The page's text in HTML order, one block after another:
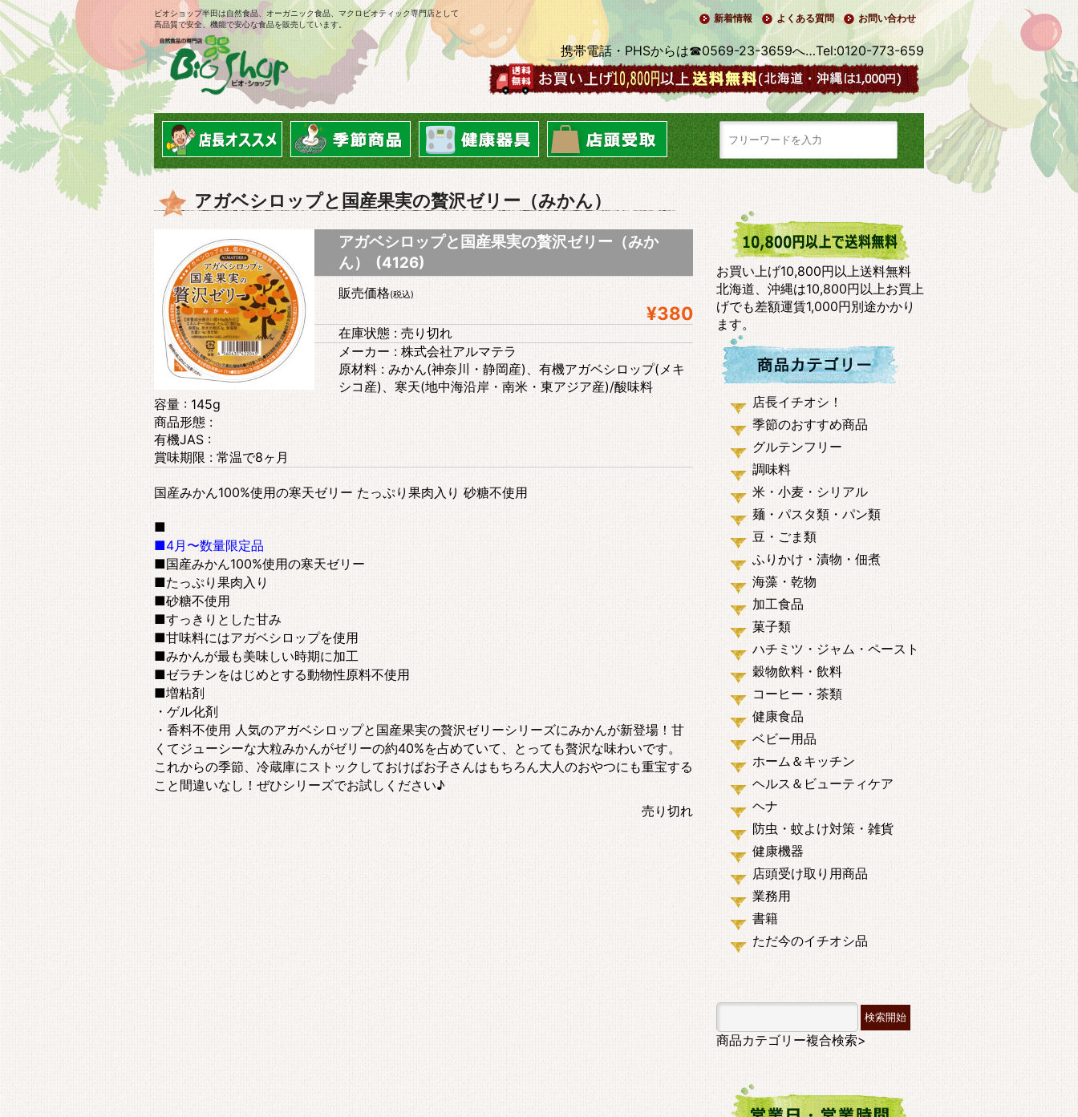
ビオショップ半田は自然食品、オーガニック食品、マクロビオティック専門店として
高品質で安全、機能で安心な食品を販売しています。
新着情報 よくある質問 お問い合わせ
携帯電話・PHSからは☎0569-23-3659へ…Tel:0120-773-659
アガベシロップと国産果実の贅沢ゼリー（みかん）
アガベシロップと国産果実の贅沢ゼリー（みか
ん） (4126)
販売価格(税込)
¥380
在庫状態 : 売り切れ
メーカー : 株式会社アルマテラ
原材料 : みかん(神奈川・静岡産)、有機アガベシロップ(メキ
シコ産)、寒天(地中海沿岸・南米・東アジア産)/酸味料
容量 : 145g
商品形態 :
有機JAS :
賞味期限 : 常温で8ヶ月
国産みかん100%使用の寒天ゼリー たっぷり果肉入り 砂糖不使用
■
■4月〜数量限定品
■国産みかん100%使用の寒天ゼリー
■たっぷり果肉入り
■砂糖不使用
■すっきりとした甘み
■甘味料にはアガベシロップを使用
■みかんが最も美味しい時期に加工
■ゼラチンをはじめとする動物性原料不使用
■増粘剤
・ゲル化剤
・香料不使用 人気のアガベシロップと国産果実の贅沢ゼリーシリーズにみかんが新登場！甘
くてジューシーな大粒みかんがゼリーの約40%を占めていて、とっても贅沢な味わいです。
これからの季節、冷蔵庫にストックしておけばお子さんはもちろん大人のおやつにも重宝する
こと間違いなし！ぜひシリーズでお試しください♪
売り切れ
お買い上げ10,800円以上送料無料
北海道、沖縄は10,800円以上お買上
げでも差額運賃1,000円別途かかり
ます。
店長イチオシ！
季節のおすすめ商品
グルテンフリー
調味料
米・小麦・シリアル
麺・パスタ類・パン類
豆・ごま類
ふりかけ・漬物・佃煮
海藻・乾物
加工食品
菓子類
ハチミツ・ジャム・ペースト
穀物飲料・飲料
コーヒー・茶類
健康食品
ベビー用品
ホーム＆キッチン
ヘルス＆ビューティケア
ヘナ
防虫・蚊よけ対策・雑貨
健康機器
店頭受け取り用商品
業務用
書籍
ただ今のイチオシ品
商品カテゴリー複合検索>